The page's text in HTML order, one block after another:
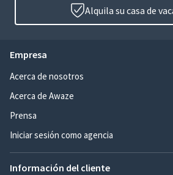
Alquila su casa de
Empresa
Acerca de nosotros
Acerca de Awaze
Prensa
Iniciar sesión como agencia
Información del cliente